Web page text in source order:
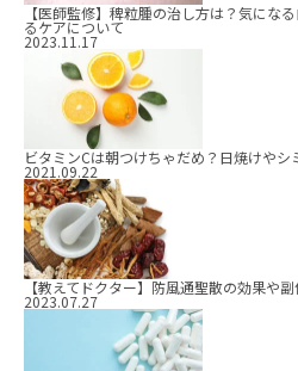
【医師監修】稗粒腫の治し方は？気にな
るケアについて
2023.11.17
ビタミンCは朝つけちゃだめ？日焼けやシ
2021.09.22
【教えてドクター】防風通聖散の効果や
2023.07.27